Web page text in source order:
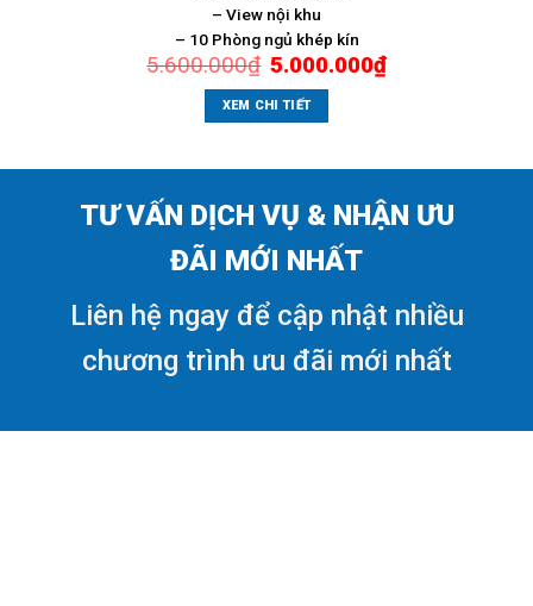
– View nội khu
– 10 Phòng ngủ khép kín
5.600.000₫ Giá
gốc
là:
5.600.000₫.
5.000.000₫Giá
hiện
XEM CHI TIẾT
TƯ VẤN DỊCH VỤ & NHẬN ƯU
ĐÃI MỚI NHẤT
Liên hệ ngay để cập nhật nhiều
chương trình ưu đãi mới nhất